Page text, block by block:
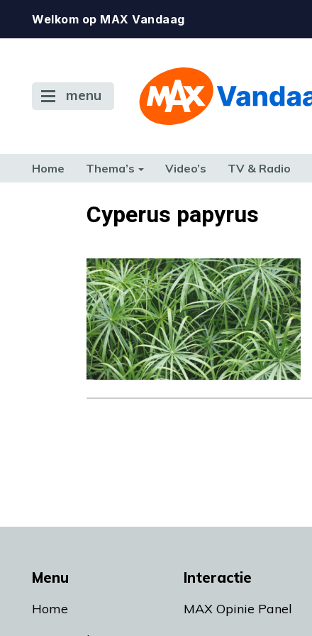
Welkom op MAX Vandaag
menu
Home Thema’s Video’s TV & Radio
TERUG NAAR TOENCyperus papyrus
Menu
Home
Interactie
MAX Opinie Panel